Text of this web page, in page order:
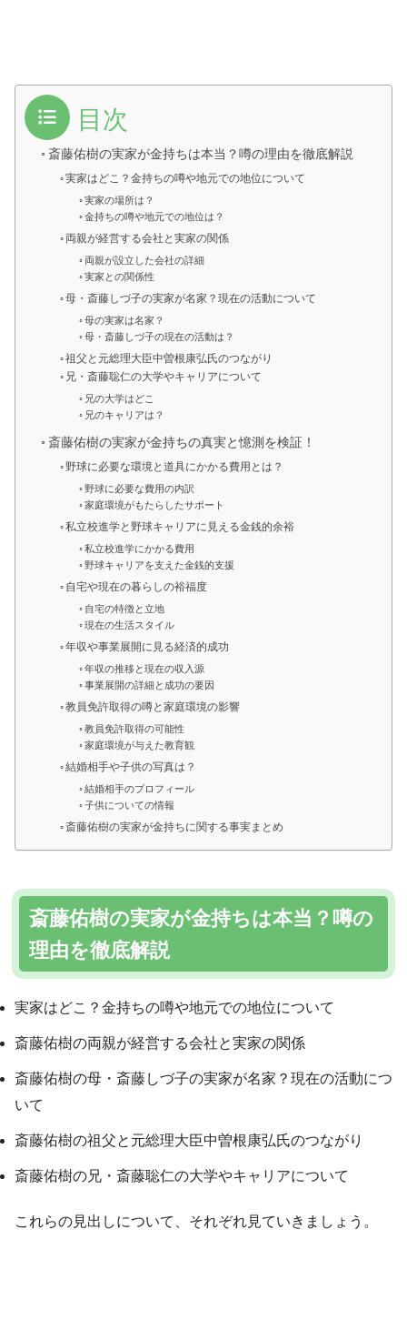
目次
斎藤佑樹の実家が金持ちは本当？噂の理由を徹底解説
実家はどこ？金持ちの噂や地元での地位について
実家の場所は？
金持ちの噂や地元での地位は？
両親が経営する会社と実家の関係
両親が設立した会社の詳細
実家との関係性
母・斎藤しづ子の実家が名家？現在の活動について
母の実家は名家？
母・斎藤しづ子の現在の活動は？
祖父と元総理大臣中曽根康弘氏のつながり
兄・斎藤聡仁の大学やキャリアについて
兄の大学はどこ
兄のキャリアは？
斎藤佑樹の実家が金持ちの真実と憶測を検証！
野球に必要な環境と道具にかかる費用とは？
野球に必要な費用の内訳
家庭環境がもたらしたサポート
私立校進学と野球キャリアに見える金銭的余裕
私立校進学にかかる費用
野球キャリアを支えた金銭的支援
自宅や現在の暮らしの裕福度
自宅の特徴と立地
現在の生活スタイル
年収や事業展開に見る経済的成功
年収の推移と現在の収入源
事業展開の詳細と成功の要因
教員免許取得の噂と家庭環境の影響
教員免許取得の可能性
家庭環境が与えた教育観
結婚相手や子供の写真は？
結婚相手のプロフィール
子供についての情報
斎藤佑樹の実家が金持ちに関する事実まとめ
斎藤佑樹の実家が金持ちは本当？噂の
理由を徹底解説
実家はどこ？金持ちの噂や地元での地位について
斎藤佑樹の両親が経営する会社と実家の関係
斎藤佑樹の母・斎藤しづ子の実家が名家？現在の活動につ
いて
斎藤佑樹の祖父と元総理大臣中曽根康弘氏のつながり
斎藤佑樹の兄・斎藤聡仁の大学やキャリアについて
これらの見出しについて、それぞれ見ていきましょう。